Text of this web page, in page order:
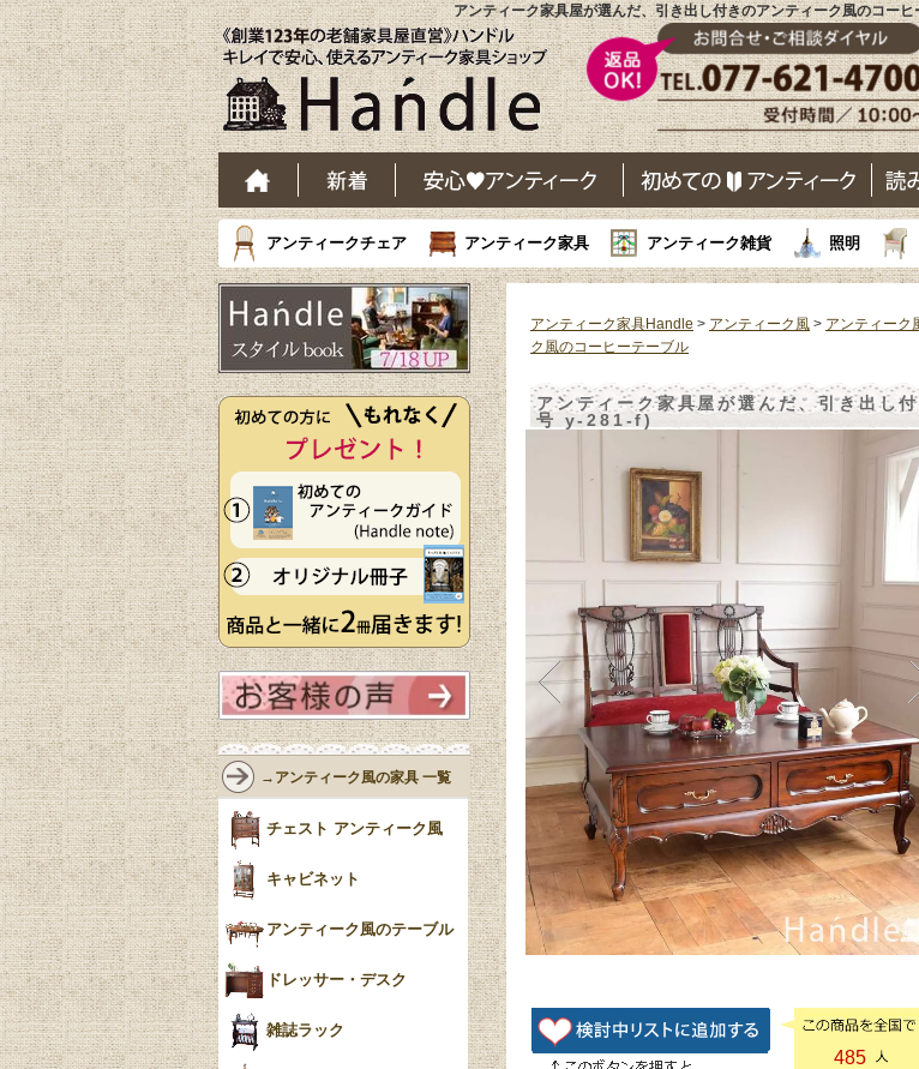
アンティーク家具屋が選んだ、引き出し付きのアンティーク風のコー
アンティークチェア アンティーク家具 アンティーク雑貨 照明
アンティーク家具Handle > アンティーク風 > アンティーク
ク風のコーヒーテーブル
アンティーク家具屋が選んだ、引き出し
号 y-281-f)
485
→アンティーク風の家具 一覧
チェスト アンティーク風
キャビネット
アンティーク風のテーブル
ドレッサー・デスク
雑誌ラック